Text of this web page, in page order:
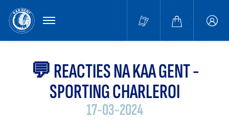
MENU
💬 REACTIES NA KAA GENT -
SPORTING CHARLEROI
17-03-2024